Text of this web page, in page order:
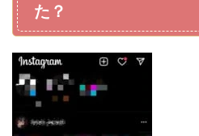
た？